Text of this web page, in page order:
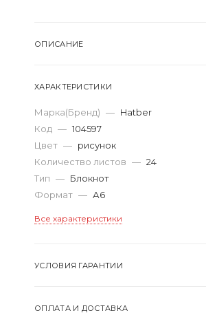
ОПИСАНИЕ
ХАРАКТЕРИСТИКИ
Марка(Бренд) — Hatber
Код — 104597
Цвет — рисунок
Количество листов — 24
Тип — Блокнот
Формат — А6
Все характеристики
УСЛОВИЯ ГАРАНТИИ
ОПЛАТА И ДОСТАВКА